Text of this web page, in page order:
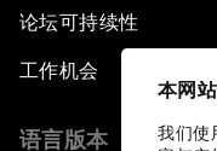
本网
我们使
论坛可持续性
工作机会
语言版本